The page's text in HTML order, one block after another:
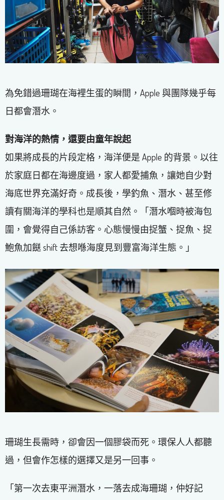
為免錯過珊瑚在海裡生蛋的瞬間，Apple 與團隊幾乎每
日都會潛水。
對海洋的熱情，還要由童年說起
如果將成長的片段定格，海洋便是 Apple 的背景。以往
於家庭日都在海邊度過，家人都愛捕魚，讓她自少對
海底世界充滿好奇。成長後，學釣魚、潛水、甚至修
讀有關海洋的學科也是順其自然。「潛水嗰時被海包
圍，會覺得自己係訪客。心態慢慢由捉蟹、捉魚、捉
鮑魚加餸 shift 去想喺海度見到豐富海洋生態。」
珊瑚生長需時，卻會因一個膠袋而死。環保人人都聽
過，但會作怎樣的選擇又是另一回事。
「第一次去東平洲潛水，一落去成海珊瑚，仲好記